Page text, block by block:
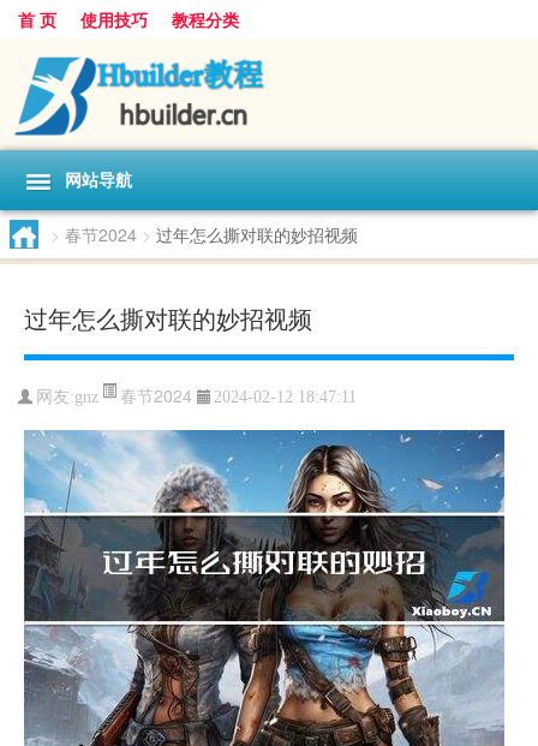
首 页 使用技巧 教程分类
网站导航
> 春节2024 > 过年怎么撕对联的妙招视频
过年怎么撕对联的妙招视频
网友:gnz 春节2024 2024-02-12 18:47:11